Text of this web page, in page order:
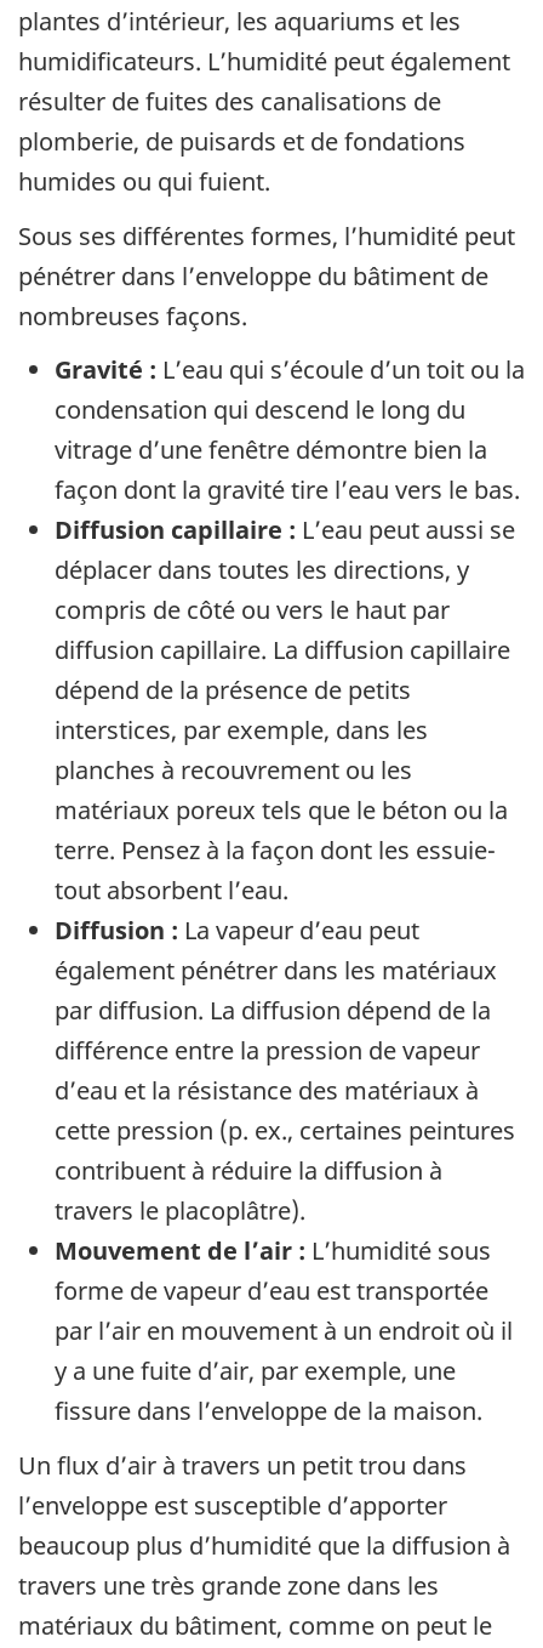
plantes d’intérieur, les aquariums et les
humidificateurs. L’humidité peut également
résulter de fuites des canalisations de
plomberie, de puisards et de fondations
humides ou qui fuient.
Sous ses différentes formes, l’humidité peut
pénétrer dans l’enveloppe du bâtiment de
nombreuses façons.
Gravité : L’eau qui s’écoule d’un toit ou la
condensation qui descend le long du
vitrage d’une fenêtre démontre bien la
façon dont la gravité tire l’eau vers le bas.
Diffusion capillaire : L’eau peut aussi se
dépla­cer dans toutes les directions, y
compris de côté ou vers le haut par
diffusion capillaire. La diffusion capillaire
dépend de la présence de petits
interstices, par exemple, dans les
planches à recouvrement ou les
matériaux poreux tels que le béton ou la
terre. Pensez à la façon dont les essuie-
tout absorbent l’eau.
Diffusion : La vapeur d’eau peut
également pénétrer dans les matériaux
par diffusion. La diffusion dépend de la
différence entre la pres­sion de vapeur
d’eau et la résistance des maté­riaux à
cette pression (p. ex., certaines peintures
contribuent à réduire la diffusion à
travers le placoplâtre).
Mouvement de l’air : L’humidité sous
forme de vapeur d’eau est transportée
par l’air en mouvement à un endroit où il
y a une fuite d’air, par exemple, une
fissure dans l’enveloppe de la maison.
Un flux d’air à travers un petit trou dans
l’enveloppe est susceptible d’apporter
beaucoup plus d’humidité que la diffusion à
travers une très grande zone dans les
matériaux du bâtiment, comme on peut le